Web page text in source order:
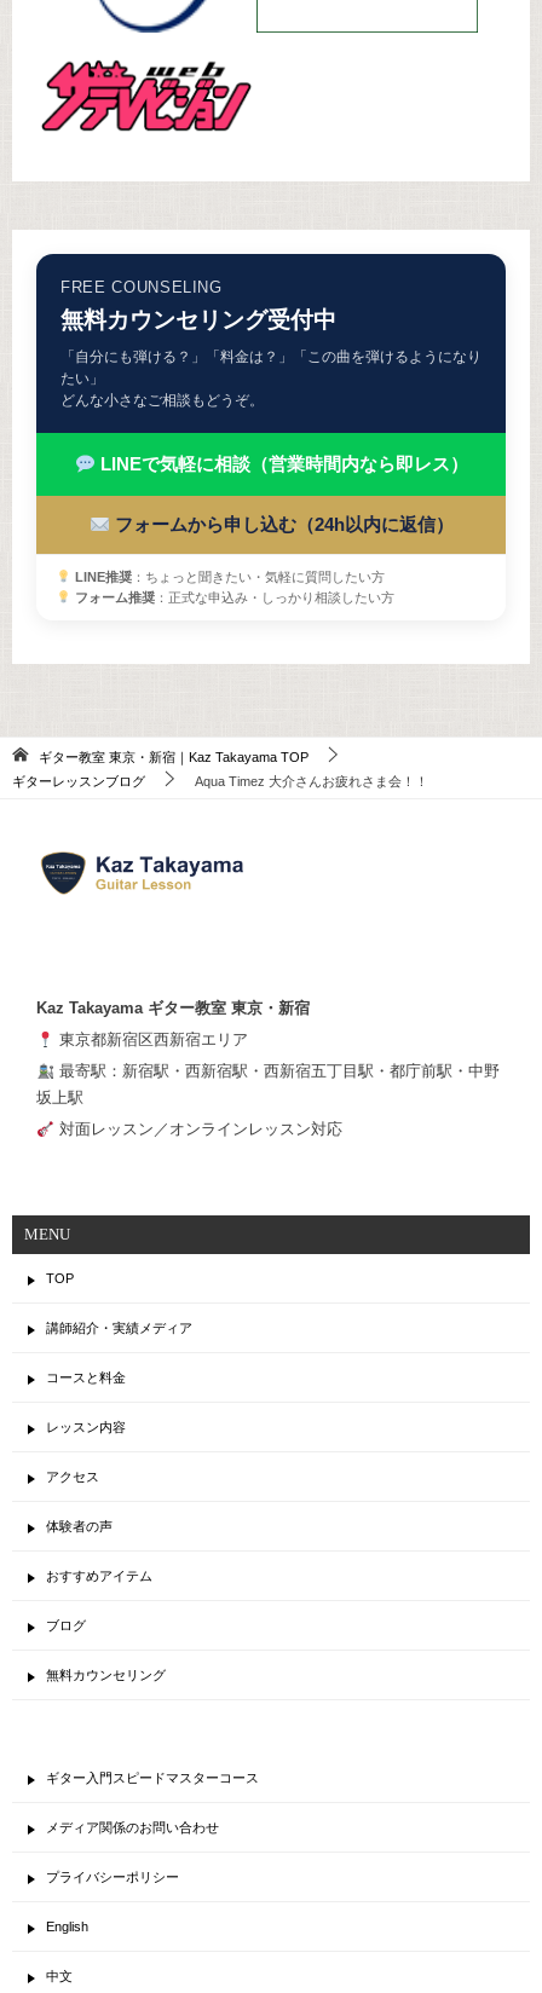
FREE COUNSELING
無料カウンセリング受付中
「自分にも弾ける？」「料金は？」「この曲を弾けるようになり
たい」
どんな小さなご相談もどうぞ。
LINEで気軽に相談（営業時間内なら即レス）
フォームから申し込む（24h以内に返信）
LINE推奨：ちょっと聞きたい・気軽に質問したい方
フォーム推奨：正式な申込み・しっかり相談したい方
ギター教室 東京・新宿｜Kaz Takayama TOP
ギターレッスンブログ
Aqua Timez 大介さんお疲れさま会！！
Kaz Takayama ギター教室 東京・新宿
東京都新宿区西新宿エリア
最寄駅：新宿駅・西新宿駅・西新宿五丁目駅・都庁前駅・中野
坂上駅
対面レッスン／オンラインレッスン対応
MENU
TOP
講師紹介・実績メディア
コースと料金
レッスン内容
アクセス
体験者の声
おすすめアイテム
ブログ
無料カウンセリング
ギター入門スピードマスターコース
メディア関係のお問い合わせ
プライバシーポリシー
English
中文